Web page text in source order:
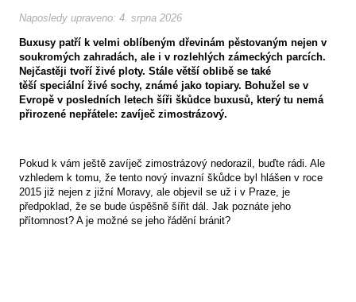
Naposledy upraveno: 4. srpna 2026
Buxusy patří k velmi oblíbeným dřevinám pěstovaným nejen v
soukromých zahradách, ale i v rozlehlých zámeckých parcích.
Nejčastěji tvoří živé ploty. Stále větší oblibě se také
těší speciální živé sochy, známé jako topiary. Bohužel se v
Evropě v posledních letech šíři škůdce buxusů, který tu nemá
přirozené nepřátele: zavíječ zimostrázový.
Pokud k vám ještě zavíječ zimostrázový nedorazil, buďte rádi. Ale
vzhledem k tomu, že tento nový invazní škůdce byl hlášen v roce
2015 již nejen z jižní Moravy, ale objevil se už i v Praze, je
předpoklad, že se bude úspěšně šířit dál. Jak poznáte jeho
přítomnost? A je možné se jeho řádění bránit?